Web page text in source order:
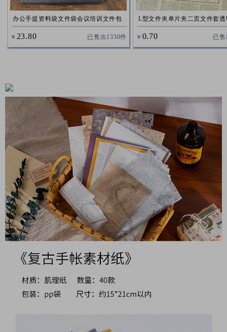
办公手提资料袋文件袋会议培训文件包
男女工务包公文包收纳电脑包
￥ 23.80 已售出 1330件
L型文件夹单片夹二页文件套
单页夹A3 A4A5画纸图纸袋加
￥ 0.70 已